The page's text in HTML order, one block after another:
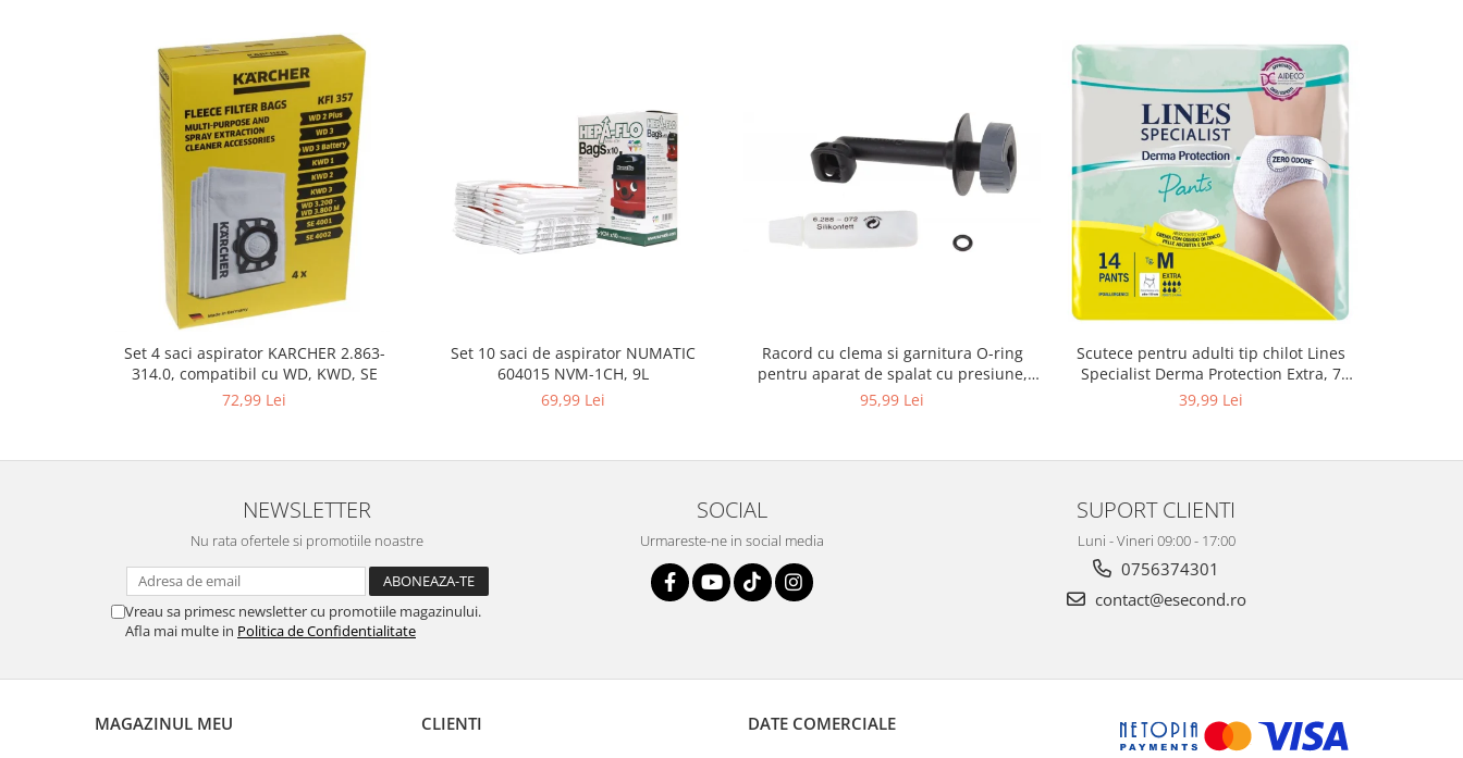
Genti si accesorii femei
Imbracaminte barbati
Imbracaminte femei
Imbracaminte si Incaltaminte copii
Incaltaminte barbati
Gaming, Carti & Birotica
Console, Jocuri & Accesorii
Ingrijire personala & Cosmetice
Accesorii aparate de ras electrice
Aparate & Accesorii ingrijire
Articole Sanatate si Wellness
Consumabile sanitare
Cosmetice si produse ingrijire
Jucarii, Copii & Bebe
Set 4 saci aspirator KARCHER 2.863-
314.0, compatibil cu WD, KWD, SE
72,99 Lei
Set 10 saci de aspirator NUMATIC
604015 NVM-1CH, 9L
69,99 Lei
Racord cu clema si garnitura O-ring
pentru aparat de spalat cu presiune,
KARCHER 4.064-047.0, K2, K3, K4
95,99 Lei
Scutece pentru adulti tip chilot Lines
Specialist Derma Protection Extra, 7
picaturi, marimea M, 14 bucati
39,99 Lei
NEWSLETTER
Nu rata ofertele si promotiile noastre
Vreau sa primesc newsletter cu promotiile magazinului.
Afla mai multe in Politica de Confidentialitate
SOCIAL
Urmareste-ne in social media
SUPORT CLIENTI
Luni - Vineri 09:00 - 17:00
0756374301
contact@esecond.ro
MAGAZINUL MEU CLIENTI DATE COMERCIALE